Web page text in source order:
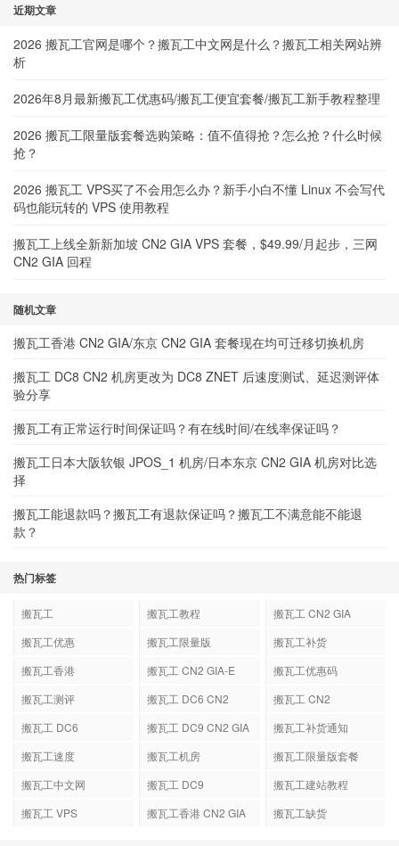
近期文章
2026 搬瓦工官网是哪个？搬瓦工中文网是什么？搬瓦工相关网站辨
析
2026年8月最新搬瓦工优惠码/搬瓦工便宜套餐/搬瓦工新手教程整理
2026 搬瓦工限量版套餐选购策略：值不值得抢？怎么抢？什么时候
抢？
2026 搬瓦工 VPS买了不会用怎么办？新手小白不懂 Linux 不会写代
码也能玩转的 VPS 使用教程
搬瓦工上线全新新加坡 CN2 GIA VPS 套餐，$49.99/月起步，三网
CN2 GIA 回程
随机文章
搬瓦工香港 CN2 GIA/东京 CN2 GIA 套餐现在均可迁移切换机房
搬瓦工 DC8 CN2 机房更改为 DC8 ZNET 后速度测试、延迟测评体
验分享
搬瓦工有正常运行时间保证吗？有在线时间/在线率保证吗？
搬瓦工日本大阪软银 JPOS_1 机房/日本东京 CN2 GIA 机房对比选
择
搬瓦工能退款吗？搬瓦工有退款保证吗？搬瓦工不满意能不能退
款？
热门标签
搬瓦工 搬瓦工教程
搬瓦工 CN2 GIA
搬瓦工优惠
搬瓦工限量版
搬瓦工补货
搬瓦工香港
搬瓦工 CN2 GIA-E
搬瓦工优惠码
搬瓦工测评
搬瓦工 DC6 CN2
搬瓦工 CN2
搬瓦工 DC6
搬瓦工 DC9 CN2 GIA
搬瓦工补货通知
搬瓦工速度
搬瓦工机房
搬瓦工限量版套餐
搬瓦工中文网
搬瓦工 DC9
搬瓦工建站教程
搬瓦工 VPS
搬瓦工香港 CN2 GIA 搬瓦工缺货